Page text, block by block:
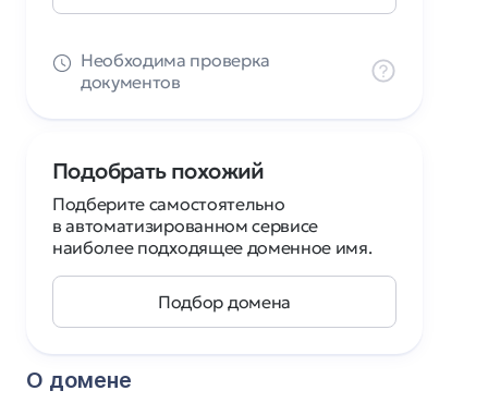
О домене
Необходима проверка
документов
Подобрать похожий
Подберите самостоятельно
в автоматизированном сервисе
наиболее подходящее доменное имя.
Подбор домена